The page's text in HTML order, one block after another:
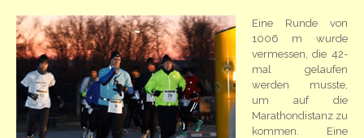
Eine Runde von
1006 m wurde
vermessen, die 42-
mal gelaufen
werden musste,
um auf die
Marathondistanz zu
kommen. Eine